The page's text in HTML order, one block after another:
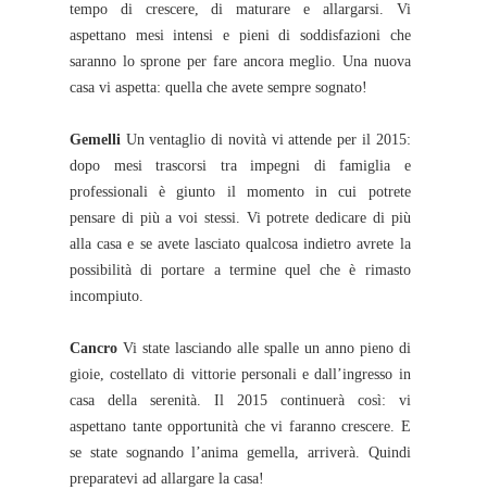
tempo di crescere, di maturare e allargarsi. Vi
aspettano mesi intensi e pieni di soddisfazioni che
saranno lo sprone per fare ancora meglio. Una nuova
casa vi aspetta: quella che avete sempre sognato!
Gemelli Un ventaglio di novità vi attende per il 2015:
dopo mesi trascorsi tra impegni di famiglia e
professionali è giunto il momento in cui potrete
pensare di più a voi stessi. Vi potrete dedicare di più
alla casa e se avete lasciato qualcosa indietro avrete la
possibilità di portare a termine quel che è rimasto
incompiuto.
Cancro Vi state lasciando alle spalle un anno pieno di
gioie, costellato di vittorie personali e dall’ingresso in
casa della serenità. Il 2015 continuerà così: vi
aspettano tante opportunità che vi faranno crescere. E
se state sognando l’anima gemella, arriverà. Quindi
preparatevi ad allargare la casa!